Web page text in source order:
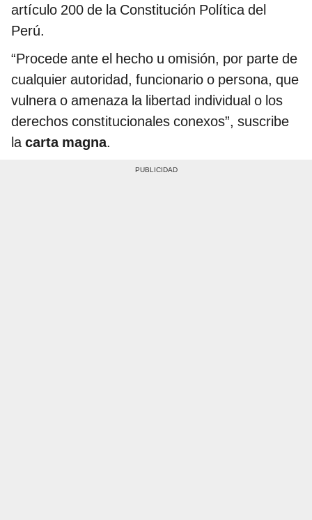
artículo 200 de la Constitución Política del
Perú.
“Procede ante el hecho u omisión, por parte de
cualquier autoridad, funcionario o persona, que
vulnera o amenaza la libertad individual o los
derechos constitucionales conexos”, suscribe
lacarta magna.